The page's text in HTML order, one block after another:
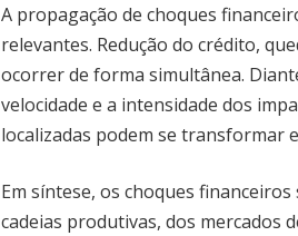
A propagação de choques
relevantes. Redução do crédito,
ocorrer de forma simultânea.
velocidade e a intensidade dos
localizadas podem se transformar
Em síntese, os choques
cadeias produtivas, dos mercados